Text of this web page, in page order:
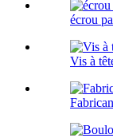
écrou
Vis à